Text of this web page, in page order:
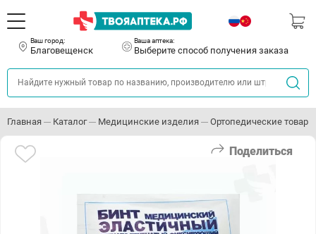
Ваш город:
Благовещенск
Ваша аптека:
Выберите способ получения заказа
Главная Каталог Медицинские изделия Ортопедические товары
Поделиться